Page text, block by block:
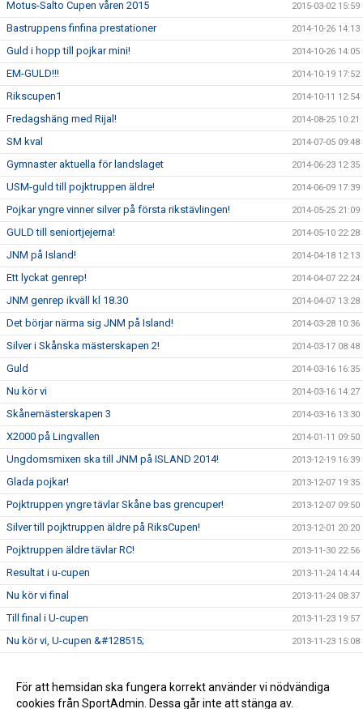
Motus-Salto Cupen våren 2015 2015-03-02 15:59
Bastruppens finfina prestationer 2014-10-26 14:13
Guld i hopp till pojkar mini! 2014-10-26 14:05
EM-GULD!!! 2014-10-19 17:52
Rikscupen1 2014-10-11 12:54
Fredagshäng med Rijal! 2014-08-25 10:21
SM kval 2014-07-05 09:48
Gymnaster aktuella för landslaget 2014-06-23 12:35
USM-guld till pojktruppen äldre! 2014-06-09 17:39
Pojkar yngre vinner silver på första rikstävlingen! 2014-05-25 21:09
GULD till seniortjejerna! 2014-05-10 22:28
JNM på Island! 2014-04-18 12:13
Ett lyckat genrep! 2014-04-07 22:24
JNM genrep ikväll kl 18.30 2014-04-07 13:28
Det börjar närma sig JNM på Island! 2014-03-28 10:36
Silver i Skånska mästerskapen 2! 2014-03-17 08:48
Guld 2014-03-16 16:35
Nu kör vi 2014-03-16 14:27
Skånemästerskapen 3 2014-03-16 13:30
X2000 på Lingvallen 2014-01-11 09:50
Ungdomsmixen ska till JNM på ISLAND 2014! 2013-12-19 16:39
Glada pojkar! 2013-12-07 19:35
Pojktruppen yngre tävlar Skåne bas grencuper! 2013-12-07 09:50
Silver till pojktruppen äldre på RiksCupen! 2013-12-01 20:20
Pojktruppen äldre tävlar RC! 2013-11-30 22:56
Resultat i u-cupen 2013-11-24 14:44
Nu kör vi final 2013-11-24 08:37
Till final i U-cupen 2013-11-23 19:57
Nu kör vi, U-cupen &#128515; 2013-11-23 15:08
Lördagens tävlande 2013-11-12 20:03
För att hemsidan ska fungera korrekt använder vi nödvändiga
cookies från SportAdmin. Dessa går inte att stänga av.